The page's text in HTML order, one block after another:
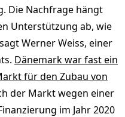
Die Nachfrage hängt
Unterstützung ab, wie
Werner Weiss, einer
Dänemark war fast ein
für den Zubau von
der Markt wegen einer
im Jahr 2020